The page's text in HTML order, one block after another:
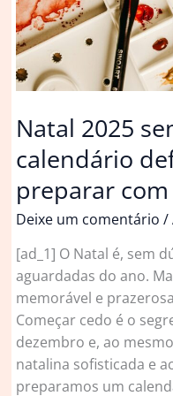
Natal 2025
calendário
preparar
Deixe um comentário /
[ad_1] O Natal é, sem
aguardadas do ano.
memorável e
Começar cedo é o
dezembro e, ao
natalina sofisticada e
preparamos um